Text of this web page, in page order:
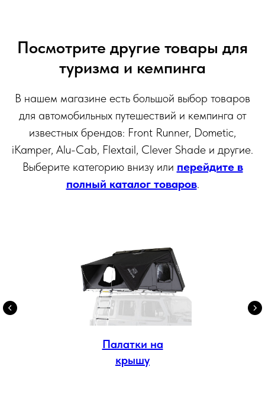
Посмотрите другие товары для
туризма и кемпинга
В нашем магазине есть большой выбор товаров
для автомобильных путешествий и кемпинга от
известных брендов: Front Runner, Dometic,
iKamper, Alu-Cab, Flextail, Clever Shade и другие.
Выберите категорию внизу или перейдите в
полный каталог товаров.
Палатки на
крышу